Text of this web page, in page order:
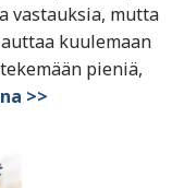
vastauksia, mutta
kuulemaan
pieniä,
>>